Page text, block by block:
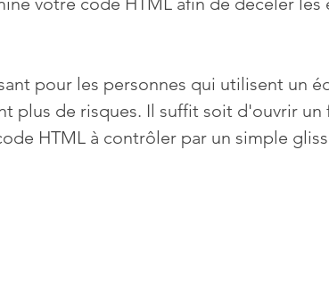
Photographie
pour les personnes qui utilisent un
plus de risques. Il suffit soit d'ouvrir un
HTML à contrôler par un simple